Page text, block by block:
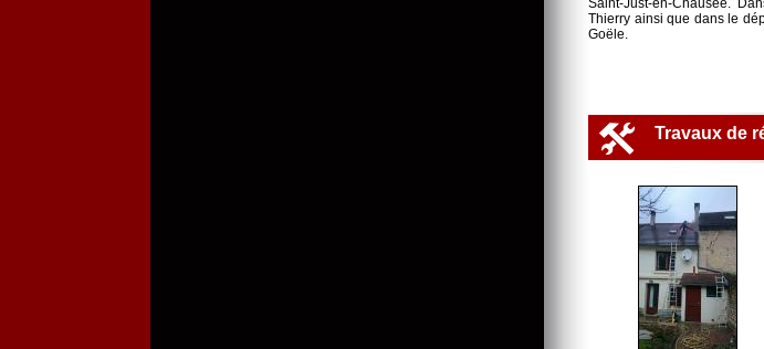
Saint-Just-en-Chausée.
Thierry ainsi que dans le
Goële.
Travaux de